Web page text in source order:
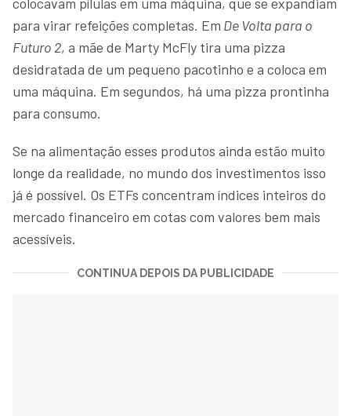
para virar refeições completas. Em De Volta para o
Futuro 2, a mãe de Marty McFly tira uma pizza
desidratada de um pequeno pacotinho e a coloca em
uma máquina. Em segundos, há uma pizza prontinha
para consumo.
Se na alimentação esses produtos ainda estão muito
longe da realidade, no mundo dos investimentos isso
já é possível. Os ETFs concentram índices inteiros do
mercado financeiro em cotas com valores bem mais
acessíveis.
CONTINUA DEPOIS DA PUBLICIDADE